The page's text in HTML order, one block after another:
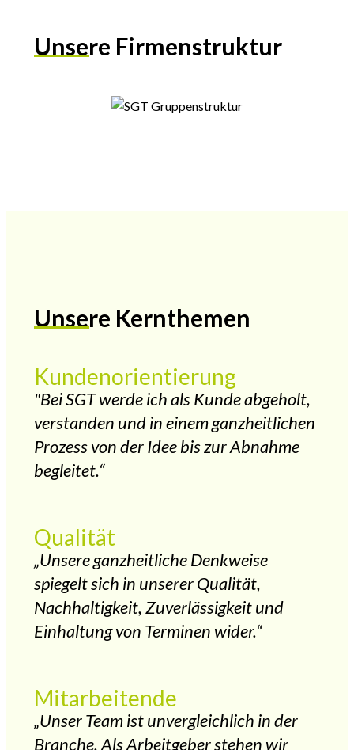
Unsere Firmenstruktur
Unsere Kernthemen
Kundenorientierung
"Bei SGT werde ich als Kunde abgeholt,
verstanden und in einem ganzheitlichen
Prozess von der Idee bis zur Abnahme
begleitet.“
Qualität
„Unsere ganzheitliche Denkweise
spiegelt sich in unserer Qualität,
Nachhaltigkeit, Zuverlässigkeit und
Einhaltung von Terminen wider.“
Mitarbeitende
„Unser Team ist unvergleichlich in der
Branche. Als Arbeitgeber stehen wir